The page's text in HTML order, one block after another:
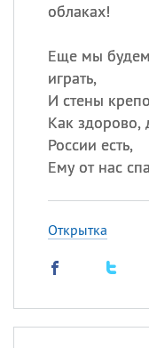
облаках!
Еще мы будем
играть,
И стены
Как здорово,
России есть,
Ему от нас
Открытка